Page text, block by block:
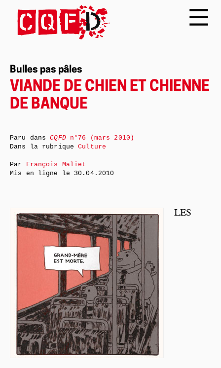
Bulles pas pâles
VIANDE DE CHIEN ET CHIENNE
DE BANQUE
LES
Paru dansCQFDn°76 (mars 2010)
Dans la rubriqueCulture
Par François Maliet
Mis en ligne le 30.04.2010